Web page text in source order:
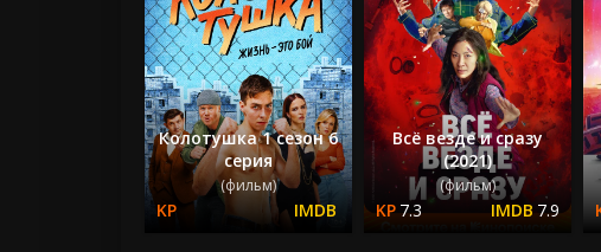
Колотушка 1 сезон 6
серия
(фильм)
Всё везде и сразу
(2021)
(фильм)
7.3 7.9